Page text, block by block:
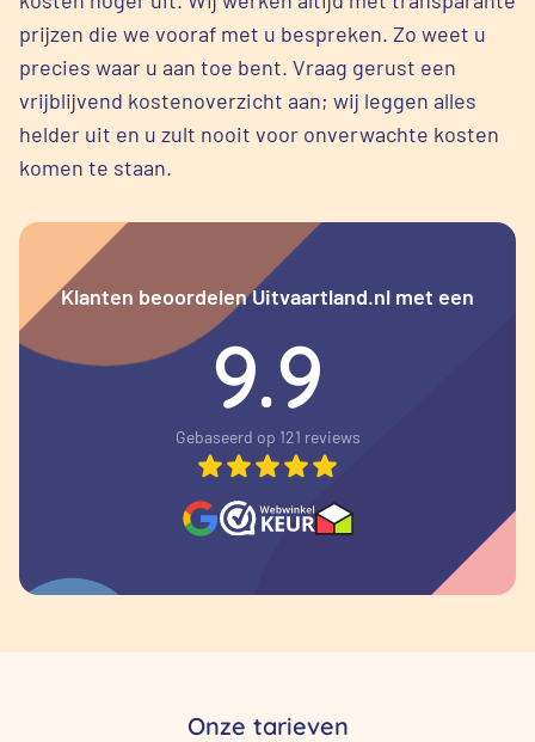
prijzen die we vooraf met u bespreken. Zo weet u
precies waar u aan toe bent. Vraag gerust een
vrijblijvend kostenoverzicht aan; wij leggen alles
helder uit en u zult nooit voor onverwachte kosten
komen te staan.
Klanten beoordelen Uitvaartland.nl met een
9.9
Gebaseerd op 121 reviews
Onze tarieven